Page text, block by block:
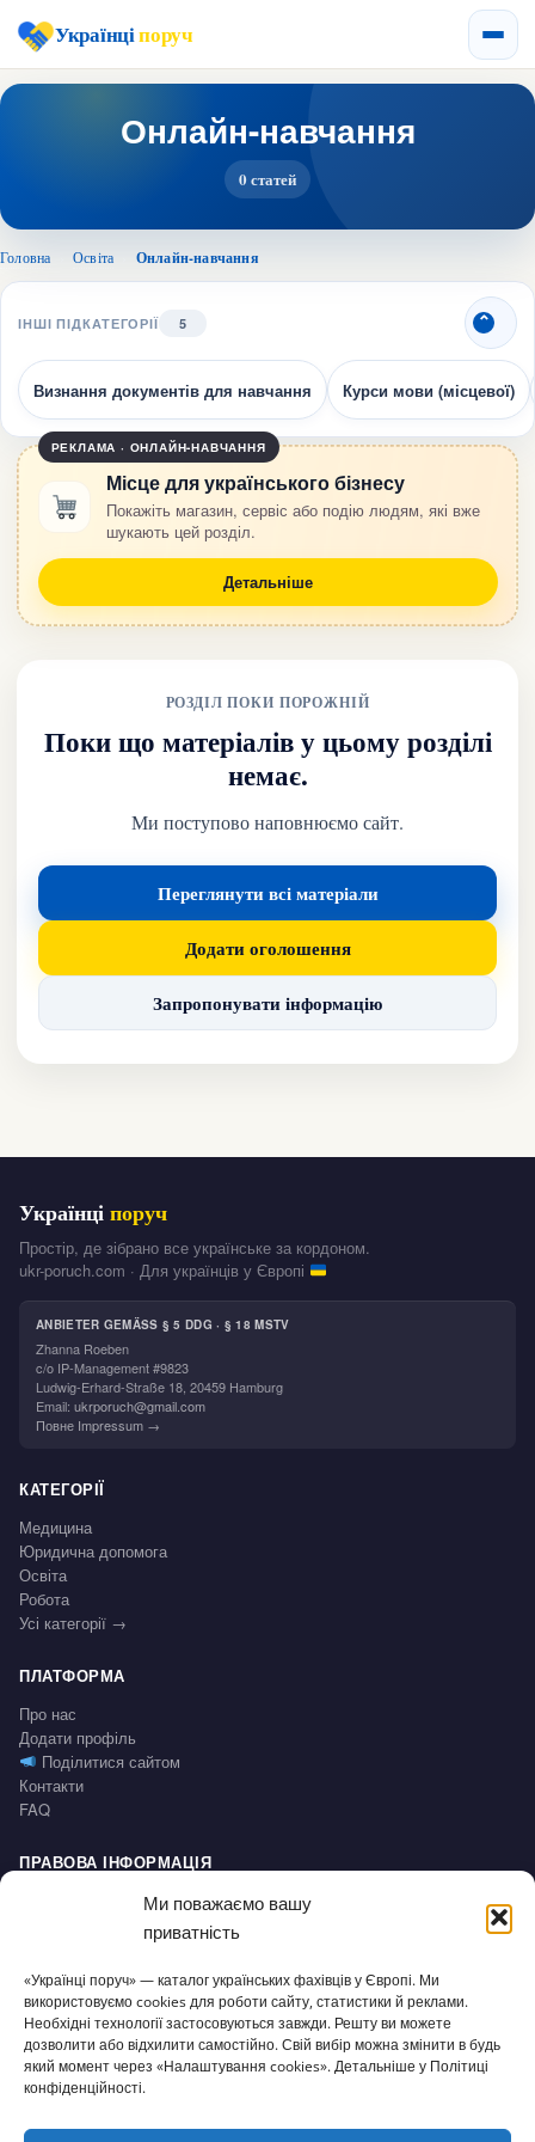
Ми поважаємо вашу
приватність
«Українці поруч» — каталог українських фахівців у Європі. Ми
використовуємо cookies для роботи сайту, статистики й реклами.
Необхідні технології застосовуються завжди. Решту ви можете
дозволити або відхилити самостійно. Свій вибір можна змінити в будь
який момент через «Налаштування cookies». Детальніше у Політиці
конфіденційності.
Українціпоруч
Онлайн-навчання
0 статей
Головна Освіта Онлайн-навчання
ІНШІ ПІДКАТЕГОРІЇ 5
Визнання документів для навчання Курси мови (місцевої)
РЕКЛАМА · ОНЛАЙН-НАВЧАННЯ
Місце для українського бізнесу
Покажіть магазин, сервіс або подію людям, які вже
шукають цей розділ.
Детальніше
РОЗДІЛ ПОКИ ПОРОЖНІЙ
Поки що матеріалів у цьому розділі
немає.
Ми поступово наповнюємо сайт.
Переглянути всі матеріали
Додати оголошення
Запропонувати інформацію
Українціпоруч
Простір, де зібрано все українське за кордоном.
ukr-poruch.com · Для українців у Європі
ANBIETER GEMÄSS § 5 DDG · § 18 MSTV
Zhanna Roeben
c/o IP-Management #9823
Ludwig-Erhard-Straße 18, 20459 Hamburg
Email: ukrporuch@gmail.com
Повне Impressum →
КАТЕГОРІЇ
Медицина
Юридична допомога
Освіта
Робота
Усі категорії →
ПЛАТФОРМА
Про нас
Додати профіль
Поділитися сайтом
Контакти
FAQ
ПРАВОВА ІНФОРМАЦІЯ
Політика конфіденційності / Datenschutz
Умови користування / AGB
Право на відмову / Widerrufsbelehrung
СЕРВІС
Доступність
Налаштування cookies